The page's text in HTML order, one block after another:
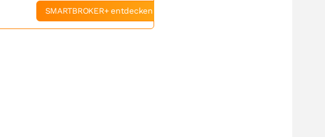
SMARTBROKER+ entdecken